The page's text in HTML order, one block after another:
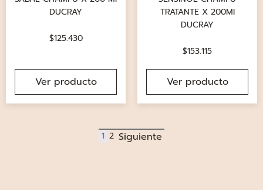
DUCRAY
$125.430
Ver producto
TRATANTE X 200MI
DUCRAY
$153.115
Ver producto
1 2